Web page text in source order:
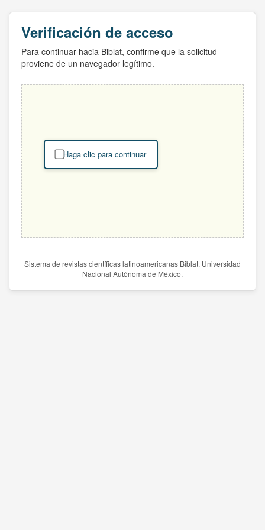
Verificación de acceso
Para continuar hacia Biblat, confirme que la solicitud
proviene de un navegador legítimo.
Haga clic para continuar
Sistema de revistas científicas latinoamericanas Biblat. Universidad
Nacional Autónoma de México.